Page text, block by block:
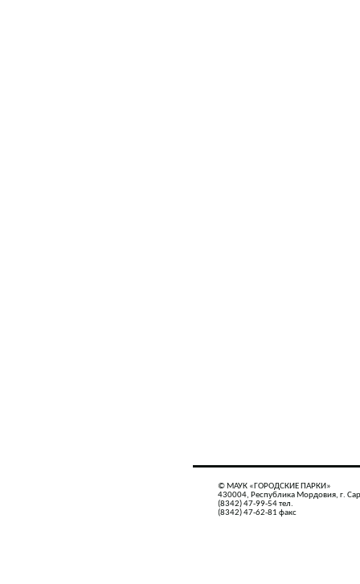
© МАУК «ГОРОДСКИЕ ПАРКИ»
430004, Республика Мордовия, г.
(8342) 47-99-54 тел.
(8342) 47-62-81 факс